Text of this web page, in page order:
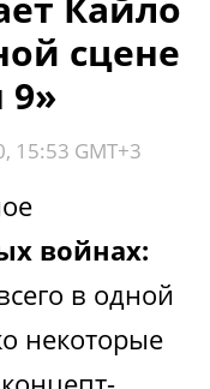
сцене
15:53 GMT+3
войнах:
в одной
некоторые